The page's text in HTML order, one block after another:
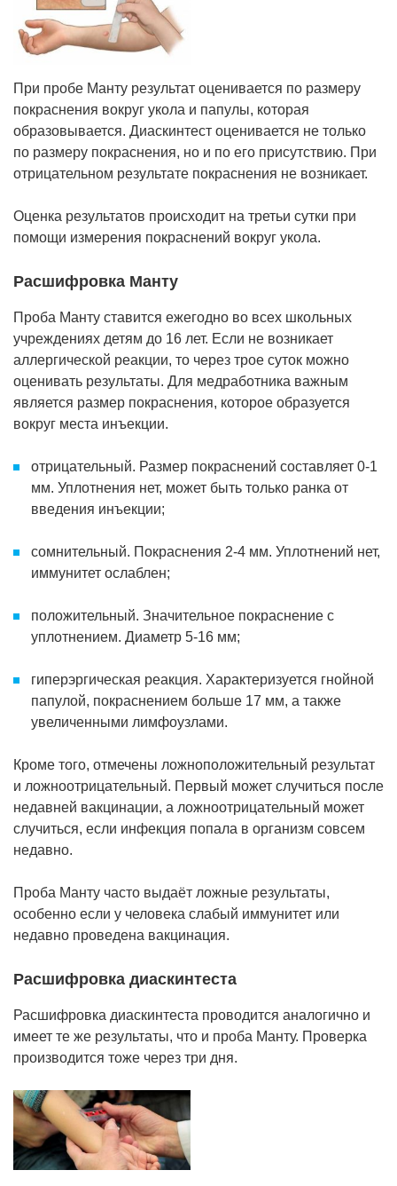
При пробе Манту результат оценивается по размеру
покраснения вокруг укола и папулы, которая
образовывается. Диаскинтест оценивается не только
по размеру покраснения, но и по его присутствию. При
отрицательном результате покраснения не возникает.
Оценка результатов происходит на третьи сутки при
помощи измерения покраснений вокруг укола.
Расшифровка Манту
Проба Манту ставится ежегодно во всех школьных
учреждениях детям до 16 лет. Если не возникает
аллергической реакции, то через трое суток можно
оценивать результаты. Для медработника важным
является размер покраснения, которое образуется
вокруг места инъекции.
отрицательный. Размер покраснений составляет 0-1
мм. Уплотнения нет, может быть только ранка от
введения инъекции;
сомнительный. Покраснения 2-4 мм. Уплотнений нет,
иммунитет ослаблен;
положительный. Значительное покраснение с
уплотнением. Диаметр 5-16 мм;
гиперэргическая реакция. Характеризуется гнойной
папулой, покраснением больше 17 мм, а также
увеличенными лимфоузлами.
Кроме того, отмечены ложноположительный результат
и ложноотрицательный. Первый может случиться после
недавней вакцинации, а ложноотрицательный может
случиться, если инфекция попала в организм совсем
недавно.
Проба Манту часто выдаёт ложные результаты,
особенно если у человека слабый иммунитет или
недавно проведена вакцинация.
Расшифровка диаскинтеста
Расшифровка диаскинтеста проводится аналогично и
имеет те же результаты, что и проба Манту. Проверка
производится тоже через три дня.